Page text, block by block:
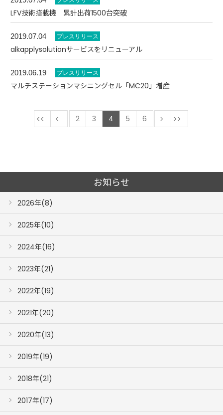
LFV技術搭載機 累計出荷1500台突破
2019.07.04
alkapplysolutionサービスをリニューアル
2019.06.19
マルチステーションマシニングセル「MC20」増産
前
2 3 4 5 6 次
お知らせ
2026年(8)
2025年(10)
2024年(16)
2023年(21)
2022年(19)
2021年(20)
2020年(13)
2019年(19)
2018年(21)
2017年(17)